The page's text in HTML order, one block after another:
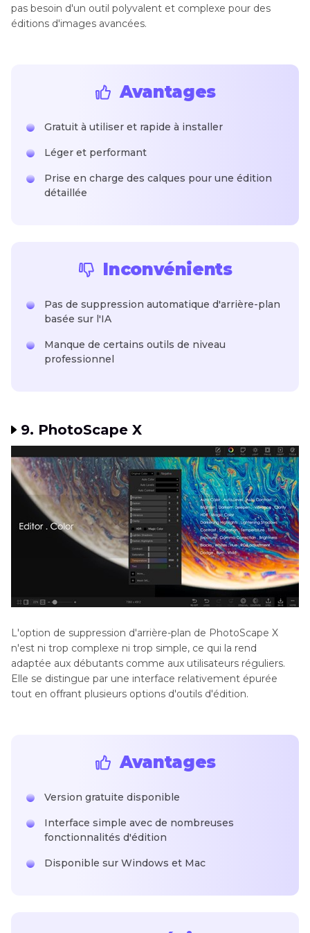
pas besoin d'un outil polyvalent et complexe pour des
éditions d'images avancées.
Avantages
Gratuit à utiliser et rapide à installer
Léger et performant
Prise en charge des calques pour une édition
détaillée
Inconvénients
Pas de suppression automatique d'arrière-plan
basée sur l'IA
Manque de certains outils de niveau
professionnel
9. PhotoScape X
L'option de suppression d'arrière-plan de PhotoScape X
n'est ni trop complexe ni trop simple, ce qui la rend
adaptée aux débutants comme aux utilisateurs réguliers.
Elle se distingue par une interface relativement épurée
tout en offrant plusieurs options d'outils d'édition.
Avantages
Version gratuite disponible
Interface simple avec de nombreuses
fonctionnalités d'édition
Disponible sur Windows et Mac